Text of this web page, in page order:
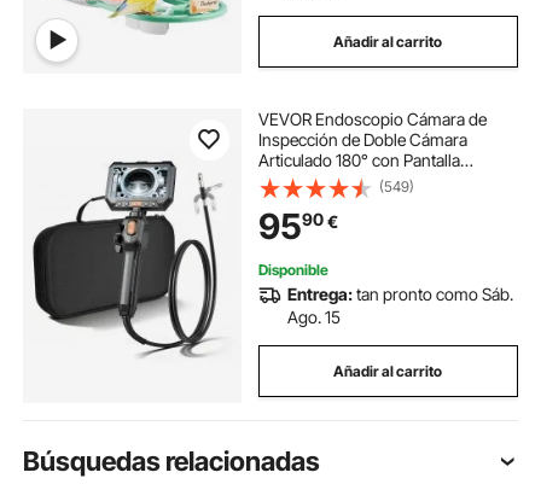
Añadir al carrito
VEVOR Endoscopio Cámara de
Inspección de Doble Cámara
Articulado 180° con Pantalla
Dividida IPS, Zoom Multinivel, Cable
de 1,5 m, Sonda de 6,2 mm, 5000
mAh, 32 GB, para Motores
Fontanería y Automoción
(549)
9590€
Disponible
Entrega:tan pronto como Sáb.
Ago. 15
Añadir al carrito
Búsquedas relacionadas